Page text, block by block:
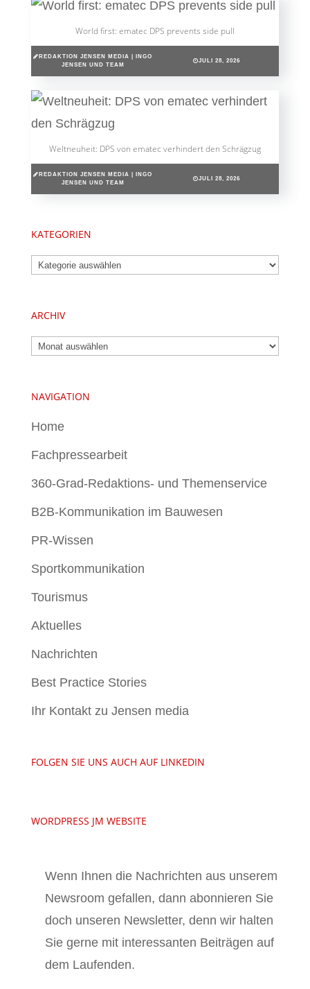
World first: ematec DPS prevents side pull
REDAKTION JENSEN MEDIA | INGO
JENSEN UND TEAM
JULI 28, 2026
Weltneuheit: DPS von ematec verhindert den Schrägzug
REDAKTION JENSEN MEDIA | INGO
JENSEN UND TEAM
JULI 28, 2026
KATEGORIEN
Kategorien
ARCHIV
Archiv
NAVIGATION
Home
Fachpressearbeit
360-Grad-Redaktions- und Themenservice
B2B-Kommunikation im Bauwesen
PR-Wissen
Sportkommunikation
Tourismus
Aktuelles
Nachrichten
Best Practice Stories
Ihr Kontakt zu Jensen media
FOLGEN SIE UNS AUCH AUF LINKEDIN
WORDPRESS JM WEBSITE
Wenn Ihnen die Nachrichten aus unserem
Newsroom gefallen, dann abonnieren Sie
doch unseren Newsletter, denn wir halten
Sie gerne mit interessanten Beiträgen auf
dem Laufenden.